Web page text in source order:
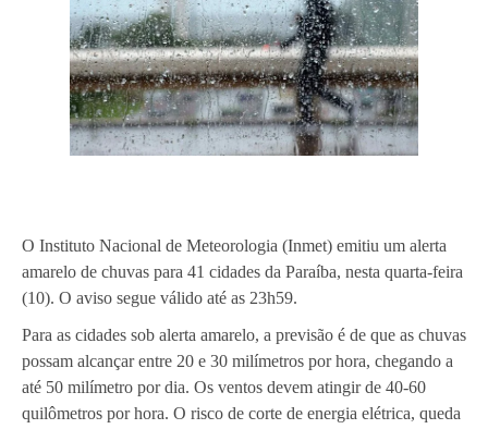
O Instituto Nacional de Meteorologia (Inmet) emitiu um alerta
amarelo de chuvas para 41 cidades da Paraíba, nesta quarta-feira
(10). O aviso segue válido até as 23h59.
Para as cidades sob alerta amarelo, a previsão é de que as chuvas
possam alcançar entre 20 e 30 milímetros por hora, chegando a
até 50 milímetro por dia. Os ventos devem atingir de 40-60
quilômetros por hora. O risco de corte de energia elétrica, queda